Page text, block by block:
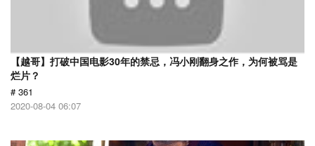
【越哥】打破中国电影30年的禁忌，冯小刚翻身之作，为何被骂是
烂片？
# 361
2020-08-04 06:07